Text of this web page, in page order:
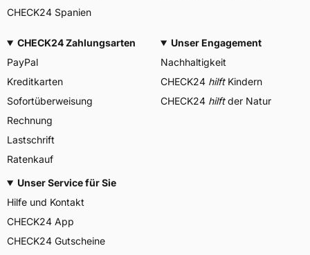
CHECK24 Spanien
CHECK24 Zahlungsarten
PayPal
Kreditkarten
Sofortüberweisung
Rechnung
Lastschrift
Ratenkauf
Unser Engagement
Nachhaltigkeit
CHECK24 hilftKindern
CHECK24 hilftder Natur
Unser Service für Sie
Hilfe und Kontakt
CHECK24 App
CHECK24 Gutscheine